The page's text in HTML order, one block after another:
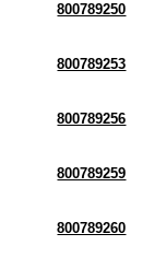
800789250
800789253
800789256
800789259
800789260